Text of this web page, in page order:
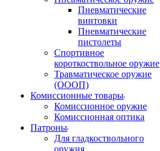
Пневматические
винтовки
Пневматические
пистолеты
Спортивное
короткоствольное оружие
Травматическое оружие
(ОООП)
Комиссионные товары
Комиссионное оружие
Комиссионная оптика
Патроны
Для гладкоствольного
оружия